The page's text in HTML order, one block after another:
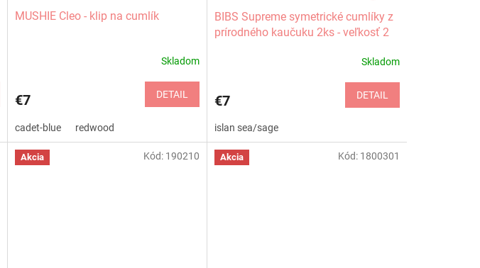
MUSHIE Cleo - klip na cumlík
Skladom
€7 DETAIL
cadet-blue redwood
BIBS Supreme symetrické cumlíky z
prírodného kaučuku 2ks - veľkosť 2
Skladom
€7 DETAIL
islan sea/sage
Akcia Kód: 190210 Akcia Kód: 1800301